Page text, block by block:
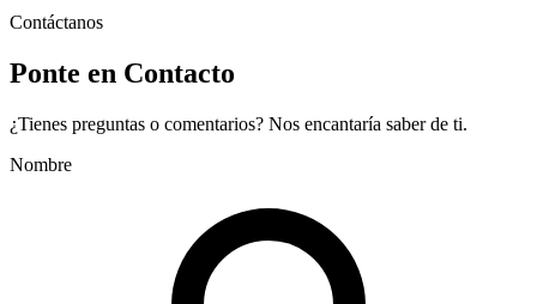
Contáctanos
Ponte en Contacto
¿Tienes preguntas o comentarios? Nos encantaría saber de ti.
Nombre